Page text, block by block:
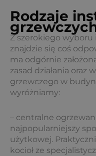
Rodzaje
Z szerokiego wyboru
znajdzie się coś
ma odgórnie
zasad działania oraz
grzewczego w
wyróżniamy:
– centralne
najpopularniejszy
użytkowej.
kocioł ze